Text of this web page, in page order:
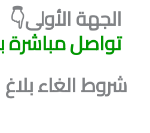
الجهة الأولى👇
تواصل مباشرة